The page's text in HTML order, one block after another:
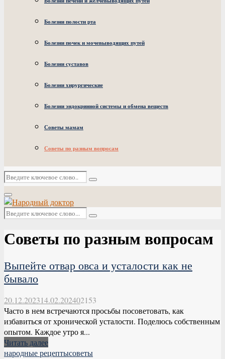
Болезни полости рта
Болезни почек и мочевыводящих путей
Болезни суставов
Болезни хирургические
Болезни эндокринной системы и обмена веществ
Советы мамам
Советы по разным вопросам
Искать:
Поиск
Основное
меню
Искать:
Поиск
Советы по разным вопросам
Выпейте отвар овса и усталости как не
бывало
20.12.202314.02.202402153
Часто в нем встречаются просьбы посоветовать, как
избавиться от хронической усталости. Поделюсь собственным
опытом. Каждое утро я...
Читать далее
народные рецептысоветы